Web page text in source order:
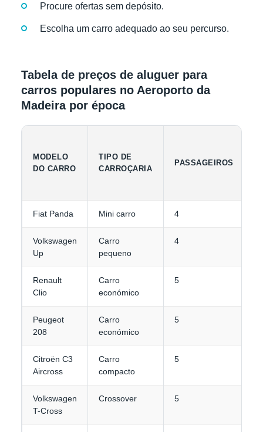
Procure ofertas sem depósito.
Escolha um carro adequado ao seu percurso.
Tabela de preços de aluguer para
carros populares no Aeroporto da
Madeira por época
MODELO
DO CARRO
TIPO DE
CARROÇARIA
PASSAGEIROS
Fiat Panda Mini carro 4
Volkswagen
Up
Carro
pequeno
4
Renault
Clio
Carro
económico
5
Peugeot
208
Carro
económico
5
Citroën C3
Aircross
Carro
compacto
5
Volkswagen
T-Cross
Crossover 5